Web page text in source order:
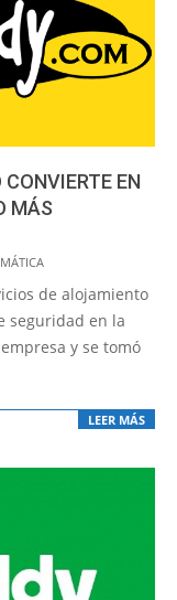
CONVIERTE EN
MÁS
de alojamiento
seguridad en la
y se tomó
LEER MÁS